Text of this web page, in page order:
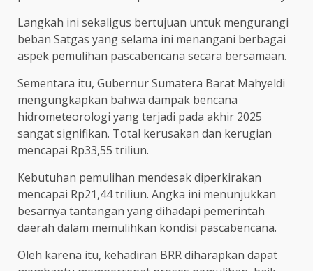
Langkah ini sekaligus bertujuan untuk mengurangi
beban Satgas yang selama ini menangani berbagai
aspek pemulihan pascabencana secara bersamaan.
Sementara itu, Gubernur Sumatera Barat Mahyeldi
mengungkapkan bahwa dampak bencana
hidrometeorologi yang terjadi pada akhir 2025
sangat signifikan. Total kerusakan dan kerugian
mencapai Rp33,55 triliun.
Kebutuhan pemulihan mendesak diperkirakan
mencapai Rp21,44 triliun. Angka ini menunjukkan
besarnya tantangan yang dihadapi pemerintah
daerah dalam memulihkan kondisi pascabencana.
Oleh karena itu, kehadiran BRR diharapkan dapat